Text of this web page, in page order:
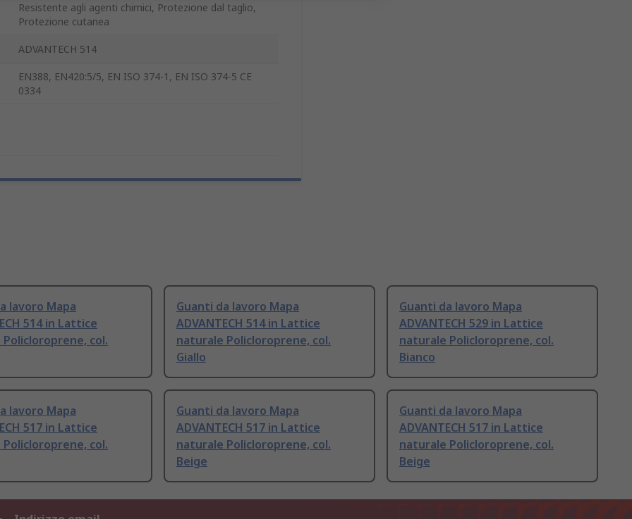
Resistente agli agenti chimici, Protezione dal taglio,
Protezione cutanea
ADVANTECH 514
EN388, EN420:5/5, EN ISO 374-1, EN ISO 374-5 CE
0334
lavoro Mapa
514 in Lattice
col.
Guanti da lavoro Mapa
ADVANTECH 514 in Lattice
naturale Policloroprene, col.
Giallo
Guanti da lavoro Mapa
ADVANTECH 529 in Lattice
naturale Policloroprene, col.
Bianco
lavoro Mapa
517 in Lattice
col.
Guanti da lavoro Mapa
ADVANTECH 517 in Lattice
naturale Policloroprene, col.
Beige
Guanti da lavoro Mapa
ADVANTECH 517 in Lattice
naturale Policloroprene, col.
Beige